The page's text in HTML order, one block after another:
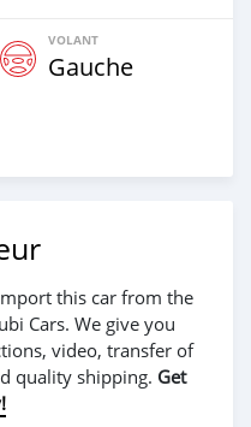
VOLANT
Gauche
this car from the
Cars. We give you
video, transfer of
quality shipping. Get